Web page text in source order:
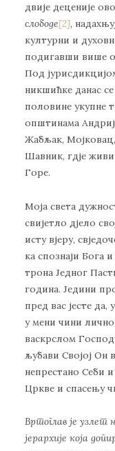
двије деценије ово
слободе[2],
културни и
подигавши више
Под
никшићке данас
половине укупне
општинама
Жабљак,
Шавник, гдје
Горе.
Моја света
свијетло дјело
исту вјеру,
ка спознаји Бога
трона Једног
година. Једини
пред вас јесте да,
у мени чини
васкрслом
љубави Својој Он
непрестано Себи
Цркве и спасењу
Вртоглав је узлет
јерархије која